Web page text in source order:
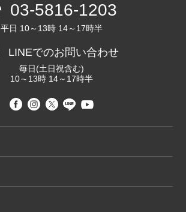
03-5816-1203
平日 10～13時 14～17時半
LINEでのお問い合わせ
毎日(土日祝含む)
10～13時 14～17時半